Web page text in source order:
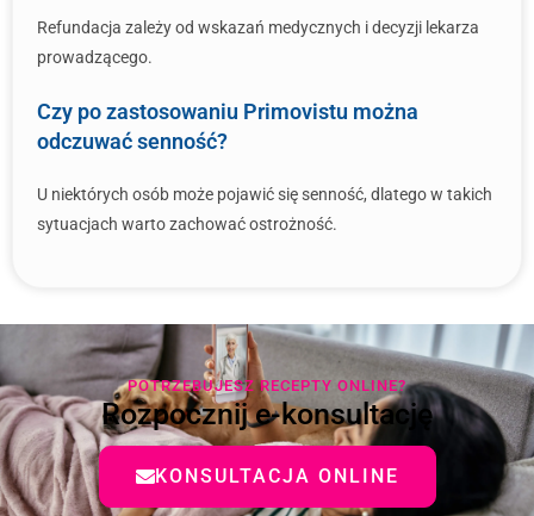
Refundacja zależy od wskazań medycznych i decyzji lekarza
prowadzącego.
Czy po zastosowaniu Primovistu można
odczuwać senność?
U niektórych osób może pojawić się senność, dlatego w takich
sytuacjach warto zachować ostrożność.
POTRZEBUJESZ RECEPTY ONLINE?
Rozpocznij e-konsultację
KONSULTACJA ONLINE